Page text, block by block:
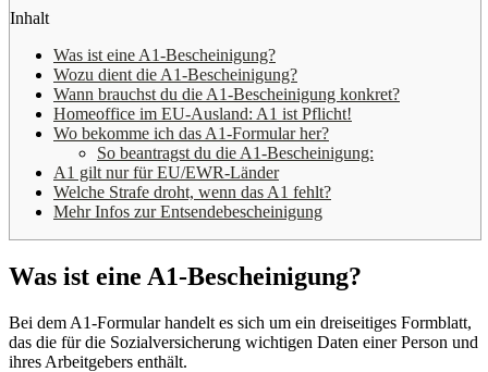
Inhalt
Was ist eine A1-Bescheinigung?
Wozu dient die A1-Bescheinigung?
Wann brauchst du die A1-Bescheinigung konkret?
Homeoffice im EU-Ausland: A1 ist Pflicht!
Wo bekomme ich das A1-Formular her?
So beantragst du die A1-Bescheinigung:
A1 gilt nur für EU/EWR-Länder
Welche Strafe droht, wenn das A1 fehlt?
Mehr Infos zur Entsendebescheinigung
Was ist eine A1-Bescheinigung?
Bei dem A1-Formular handelt es sich um ein dreiseitiges Formblatt,
das die für die Sozialversicherung wichtigen Daten einer Person und
ihres Arbeitgebers enthält.